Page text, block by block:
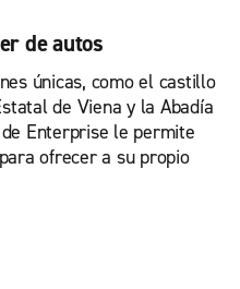
de autos
únicas, como el castillo
de Viena y la Abadía
Enterprise le permite
ofrecer a su propio